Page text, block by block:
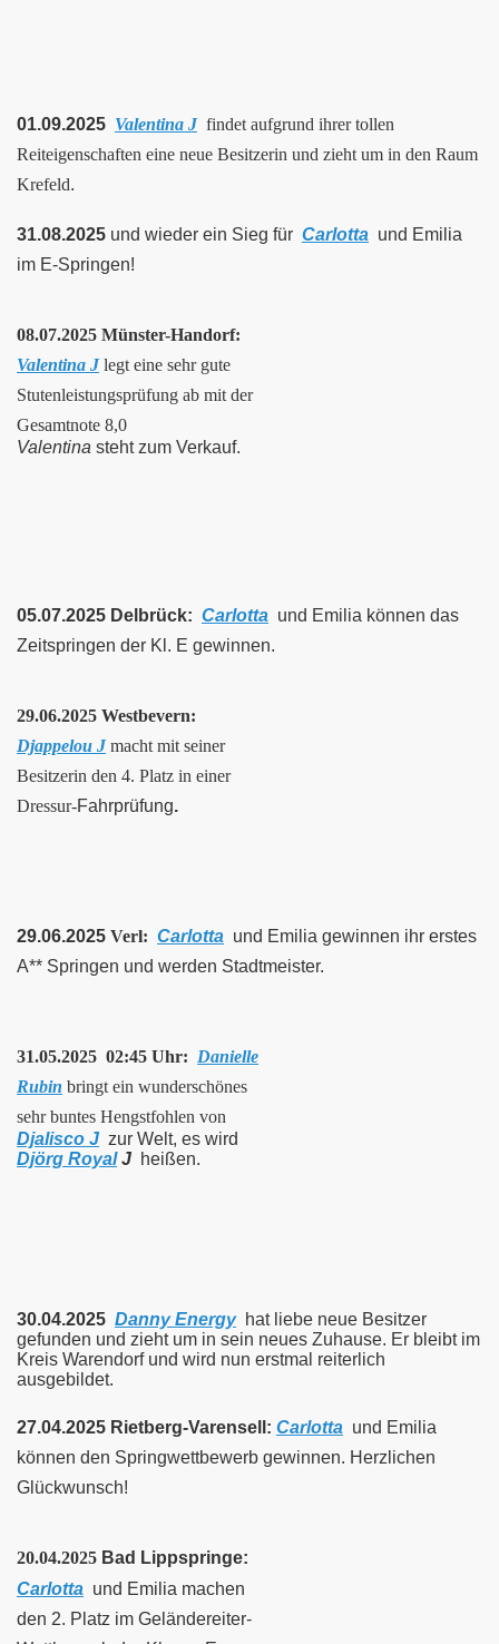
01.09.2025 Valentina J findet aufgrund ihrer tollen
Reiteigenschaften eine neue Besitzerin und zieht um in den Raum
Krefeld.
31.08.2025 und wieder ein Sieg für Carlotta und Emilia
im E-Springen!
08.07.2025 Münster-Handorf:
Valentina J legt eine sehr gute
Stutenleistungsprüfung ab mit der
Gesamtnote 8,0
Valentina steht zum Verkauf.
05.07.2025 Delbrück: Carlotta und Emilia können das
Zeitspringen der Kl. E gewinnen.
29.06.2025 Westbevern:
Djappelou Jmacht mit seiner
Besitzerin den 4. Platz in einer
Dressur-Fahrprüfung.
29.06.2025 Verl: Carlotta und Emilia gewinnen ihr erstes
A** Springen und werden Stadtmeister.
31.05.2025 02:45 Uhr: Danielle
Rubin bringt ein wunderschönes
sehr buntes Hengstfohlen von
Djalisco J zur Welt, es wird
Djörg RoyalJ heißen.
30.04.2025 Danny Energyhat liebe neue Besitzer
gefunden und zieht um in sein neues Zuhause. Er bleibt im
Kreis Warendorf und wird nun erstmal reiterlich
ausgebildet.
27.04.2025 Rietberg-Varensell: Carlotta und Emilia
können den Springwettbewerb gewinnen. Herzlichen
Glückwunsch!
20.04.2025 Bad Lippspringe:
Carlotta und Emilia machen
den 2. Platz im Geländereiter-